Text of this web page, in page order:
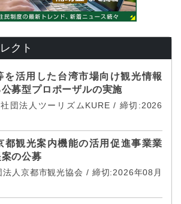
クト
を活用した台湾市場向け観光情報
募型プロポーザルの実施
団法人ツーリズムKURE / 締切:2026
都観光案内機能の活用促進事業業
の公募
法人京都市観光協会 / 締切:2026年08月